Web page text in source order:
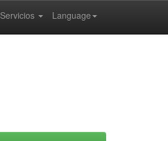
Language
Servicios